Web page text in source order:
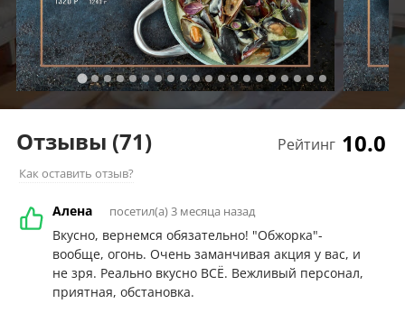
Рейтинг 10.0
Отзывы (71)
Как оставить отзыв?
Алена посетил(а) 3 месяца назад
Вкусно, вернемся обязательно! "Обжорка"-
вообще, огонь. Очень заманчивая акция у вас, и
не зря. Реально вкусно ВСЁ. Вежливый персонал,
приятная, обстановка.